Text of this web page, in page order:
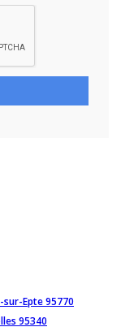
Epte 95770
95340